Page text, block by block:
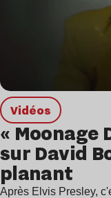
Vidéos
« Moonage
sur David
planant
Après Elvis Presley,